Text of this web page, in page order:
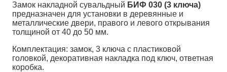
Замок накладной сувальдный БИФ 030 (3 ключа)
предназначен для установки в деревянные и
металлические двери, правого и левого открывания
толщиной от 40 до 50 мм.
Комплектация: замок, 3 ключа с пластиковой
головкой, декоративная накладка под ключ, ответная
коробка.